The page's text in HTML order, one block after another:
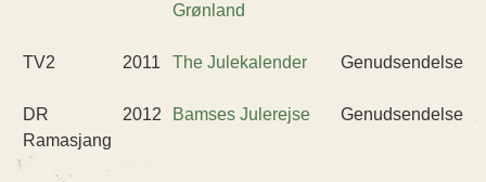
Grønland
TV2 2011 The Julekalender Genudsendelse
DR
Ramasjang
2012 Bamses Julerejse Genudsendelse